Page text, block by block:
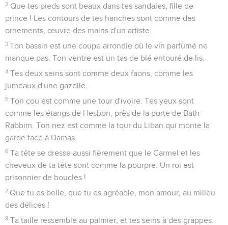
2 Que tes pieds sont beaux dans tes sandales, fille de
prince ! Les contours de tes hanches sont comme des
ornements, œuvre des mains d'un artiste.
3 Ton bassin est une coupe arrondie où le vin parfumé ne
manque pas. Ton ventre est un tas de blé entouré de lis.
4 Tes deux seins sont comme deux faons, comme les
jumeaux d'une gazelle.
5 Ton cou est comme une tour d'ivoire. Tes yeux sont
comme les étangs de Hesbon, près de la porte de Bath-
Rabbim. Ton nez est comme la tour du Liban qui monte la
garde face à Damas.
6 Ta tête se dresse aussi fièrement que le Carmel et les
cheveux de ta tête sont comme la pourpre. Un roi est
prisonnier de boucles !
7 Que tu es belle, que tu es agréable, mon amour, au milieu
des délices !
8 Ta taille ressemble au palmier, et tes seins à des grappes.